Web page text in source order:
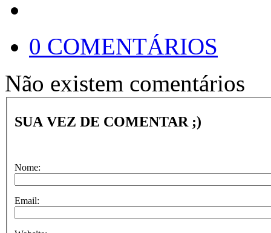
0 COMENTÁRIOS
Não existem comentários
SUA VEZ DE COMENTAR ;)
Nome:
Email: